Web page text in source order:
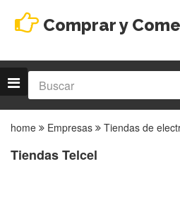
Comprar y
home Empresas Tiendas de
Tiendas Telcel